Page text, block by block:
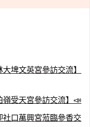
埤文英宮參訪交流】
受天宮參訪交流】📣
口萬興宮蒞臨參香交